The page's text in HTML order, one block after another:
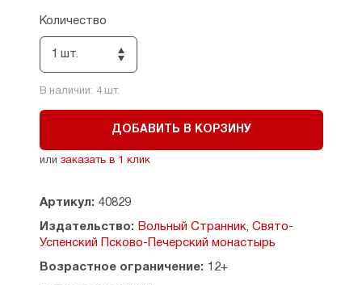
верующими в Бога, так и неверующими...
Рекомендовано к публикации Издательским
советом Русской Православной Церкви.
Количество
1 шт.
В наличии: 4шт.
ДОБАВИТЬ В КОРЗИНУ
или заказать в 1 клик
Артикул: 40829
Издательство: Вольный Странник, Свято-
Успенский Псково-Печерский монастырь
Возрастное ограничение: 12+